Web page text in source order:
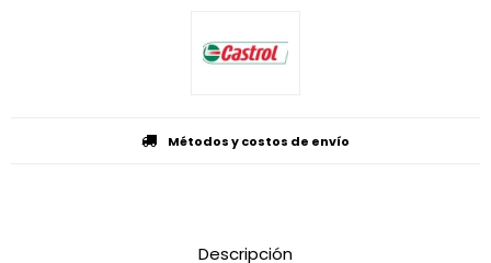
Métodos y costos de envío
Descripción